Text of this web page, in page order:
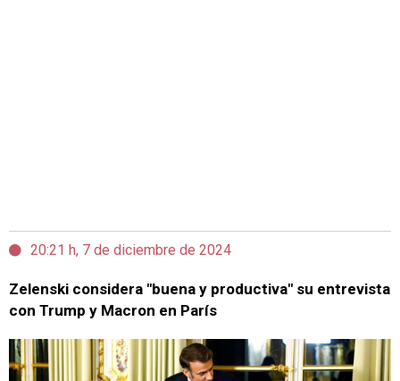
20:21 h, 7 de diciembre de 2024
Zelenski considera "buena y productiva" su entrevista
con Trump y Macron en París